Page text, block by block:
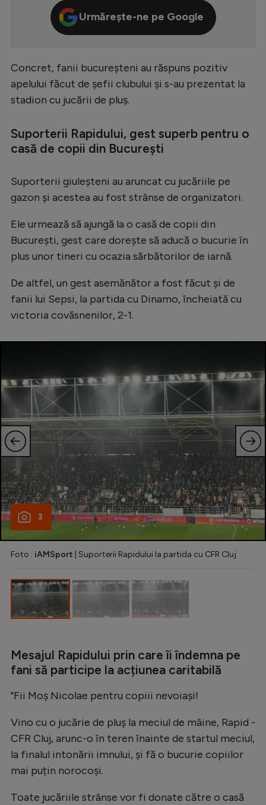
Conference League
LaLiga
Serie A
Ligue 1
Starurile fotbalului
Stranieri
Clasamente
Tenis
Formula 1
Gimnastică
Auto
Rugby
Ciclism
Alte sporturi
JO 2024
JO 2026
Intră în cont
Urmărește-ne pe Google
Concret, fanii bucureșteni au răspuns pozitiv
apelului făcut de șefii clubului și s-au prezentat la
stadion cu jucării de pluș.
Suporterii Rapidului, gest superb pentru o
casă de copii din București
Suporterii giuleșteni au aruncat cu jucăriile pe
gazon și acestea au fost strânse de organizatori.
Ele urmează să ajungă la o casă de copii din
București, gest care dorește să aducă o bucurie în
plus unor tineri cu ocazia sărbătorilor de iarnă.
De altfel, un gest asemănător a fost făcut și de
fanii lui Sepsi, la partida cu Dinamo, încheiată cu
victoria covăsnenilor, 2-1.
3
Foto : iAMSport | Suporterii Rapidului la partida cu CFR Cluj
Mesajul Rapidului prin care îi îndemna pe
fani să participe la acțiunea caritabilă
"Fii Moș Nicolae pentru copiii nevoiași!
Vino cu o jucărie de pluș la meciul de mâine, Rapid -
CFR Cluj, arunc-o în teren înainte de startul meciul,
la finalul intonării imnului, și fă o bucurie copiilor
mai puțin norocoși.
Toate jucăriile strânse vor fi donate către o casă